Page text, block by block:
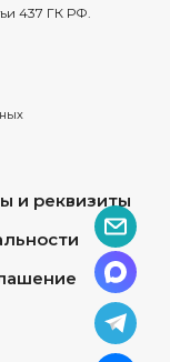
437 ГК РФ.
и реквизиты